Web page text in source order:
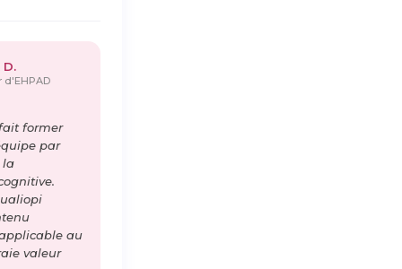
d'EHPAD
former
par
la
au
valeur